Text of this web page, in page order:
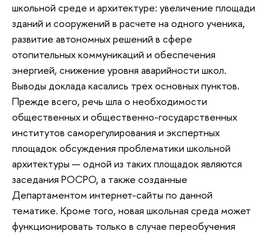
школьной среде и архитектуре: увеличение площади
зданий и сооружений в расчете на одного ученика,
развитие автономных решений в сфере
отопительных коммуникаций и обеспечения
энергией, снижение уровня аварийности школ.
Выводы доклада касались трех основных пунктов.
Прежде всего, речь шла о необходимости
общественных и общественно-государственных
институтов саморегулирования и экспертных
площадок обсуждения проблематики школьной
архитектуры — одной из таких площадок являются
заседания РОСРО, а также созданные
Департаментом интернет-сайты по данной
тематике. Кроме того, новая школьная среда может
функционировать только в случае переобучения